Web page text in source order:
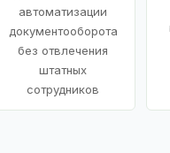
автоматизации
документооборота
без отвлечения
штатных
сотрудников